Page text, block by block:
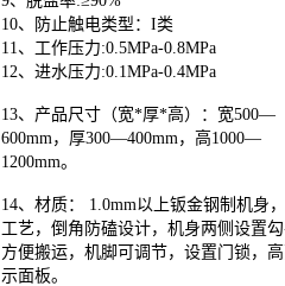
10、防止触电类型：I类
11、 工作压力:0.5MPa-0.8MPa
12、进水压力:0.1MPa-0.4MPa
13、产品尺寸（宽*厚*高）：宽500—
600mm，厚300—400mm，高1000—
1200mm。
14、材质： 1.0mm以上钣金钢制机身
工艺，倒角防磕设计，机身两侧设置
方便搬运，机脚可调节，设置门锁，
示面板。